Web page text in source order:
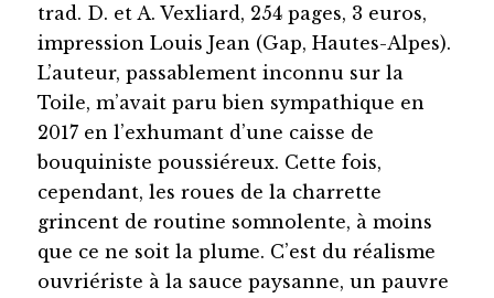
trad. D. et A. Vexliard, 254 pages, 3 euros,
impression Louis Jean (Gap, Hautes-Alpes).
L’auteur, passablement inconnu sur la
Toile, m’avait paru bien sympathique en
2017 en l’exhumant d’une caisse de
bouquiniste poussiéreux. Cette fois,
cependant, les roues de la charrette
grincent de routine somnolente, à moins
que ce ne soit la plume. C’est du réalisme
ouvriériste à la sauce paysanne, un pauvre